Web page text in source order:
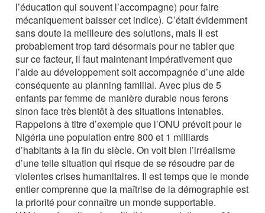
l’éducation qui souvent l’accompagne) pour faire
mécaniquement baisser cet indice). C’était évidemment
sans doute la meilleure des solutions, mais Il est
probablement trop tard désormais pour ne tabler que
sur ce facteur, il faut maintenant impérativement que
l’aide au développement soit accompagnée d’une aide
conséquente au planning familial. Avec plus de 5
enfants par femme de manière durable nous ferons
sinon face très bientôt à des situations intenables.
Rappelons à titre d’exemple que l’ONU prévoit pour le
Nigéria une population entre 800 et 1 milliards
d’habitants à la fin du siècle. On voit bien l’irréalisme
d’une telle situation qui risque de se résoudre par de
violentes crises humanitaires. Il est temps que le monde
entier comprenne que la maîtrise de la démographie est
la priorité pour connaître un monde supportable.